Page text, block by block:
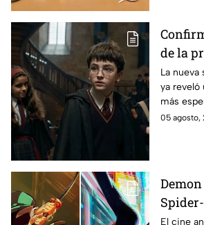
de la
Potter
los
La
ya reveló
más
la
05 agosto,
gran
El cine